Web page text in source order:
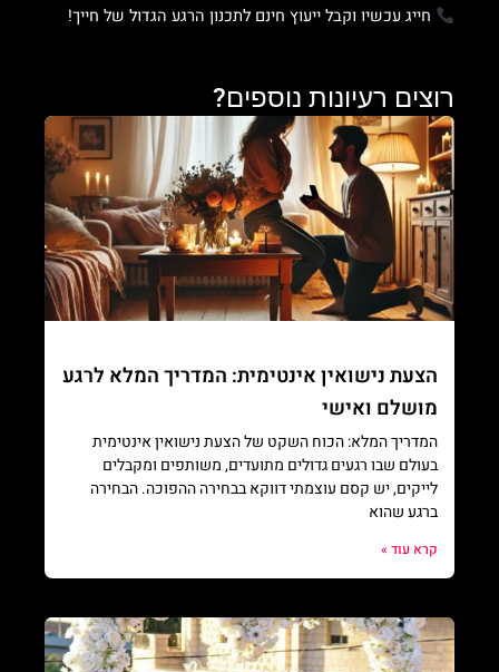
חייג עכשיו וקבל ייעוץ חינם לתכנון הרגע הגדול של חייך!
רוצים רעיונות נוספים?
הצעת נישואין אינטימית: המדריך המלא לרגע
מושלם ואישי
המדריך המלא: הכוח השקט של הצעת נישואין אינטימית
בעולם שבו רגעים גדולים מתועדים, משותפים ומקבלים
לייקים, יש קסם עוצמתי דווקא בבחירה ההפוכה. הבחירה
ברגע שהוא
קרא עוד »